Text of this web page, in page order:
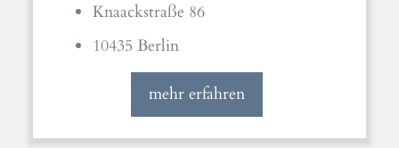
Knaackstraße 86
10435 Berlin
mehr erfahren